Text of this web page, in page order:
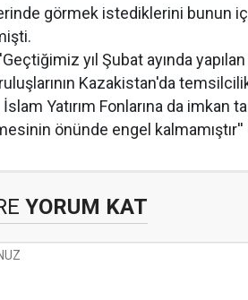
görmek istediklerini bunun
yıl Şubat ayında
Kazakistan'da
Yatırım Fonlarına da imkan
önünde engel
YORUM KAT